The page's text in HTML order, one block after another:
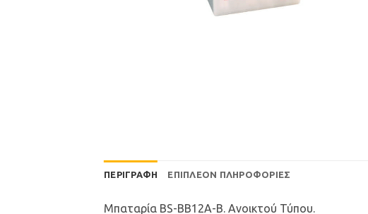
ΠΕΡΙΓΡΑΦΉ ΕΠΙΠΛΈΟΝ ΠΛΗΡΟΦΟΡΊΕΣ
Μπαταρία BS-BB12A-B. Ανοικτού Τύπου.